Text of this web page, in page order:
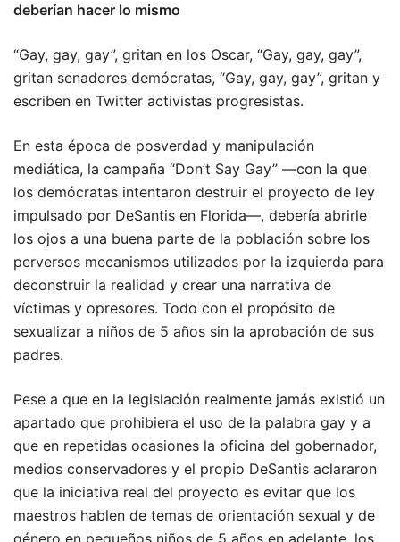
deberían hacer lo mismo
“Gay, gay, gay”, gritan en los Oscar, “Gay, gay, gay”,
gritan senadores demócratas, “Gay, gay, gay”, gritan y
escriben en Twitter activistas progresistas.
En esta época de posverdad y manipulación
mediática, la campaña “Don’t Say Gay” —con la que
los demócratas intentaron destruir el proyecto de ley
impulsado por DeSantis en Florida—, debería abrirle
los ojos a una buena parte de la población sobre los
perversos mecanismos utilizados por la izquierda para
deconstruir la realidad y crear una narrativa de
víctimas y opresores. Todo con el propósito de
sexualizar a niños de 5 años sin la aprobación de sus
padres.
Pese a que en la legislación realmente jamás existió un
apartado que prohibiera el uso de la palabra gay y a
que en repetidas ocasiones la oficina del gobernador,
medios conservadores y el propio DeSantis aclararon
que la iniciativa real del proyecto es evitar que los
maestros hablen de temas de orientación sexual y de